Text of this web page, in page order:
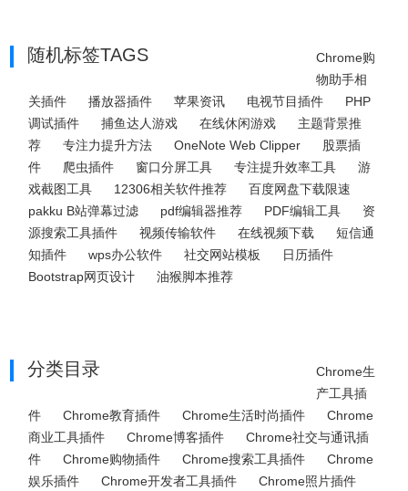
随机标签TAGS
Chrome购
物助手相
关插件
播放器插件 苹果资讯 电视节目插件
PHP
调试插件
捕鱼达人游戏 在线休闲游戏
主题背景推
荐
专注力提升方法 OneNote Web Clipper
股票插
件
爬虫插件 窗口分屏工具 专注提升效率工具
游
戏截图工具
12306相关软件推荐
百度网盘下载限速
pakku B站弹幕过滤
pdf编辑器推荐 PDF编辑工具
资
源搜索工具插件
视频传输软件 在线视频下载
短信通
知插件
wps办公软件 社交网站模板
日历插件
Bootstrap网页设计
油猴脚本推荐
分类目录
Chrome生
产工具插
件
Chrome教育插件 Chrome生活时尚插件
Chrome
商业工具插件
Chrome博客插件
Chrome社交与通讯插
件
Chrome购物插件 Chrome搜索工具插件
Chrome
娱乐插件
Chrome开发者工具插件
Chrome照片插件